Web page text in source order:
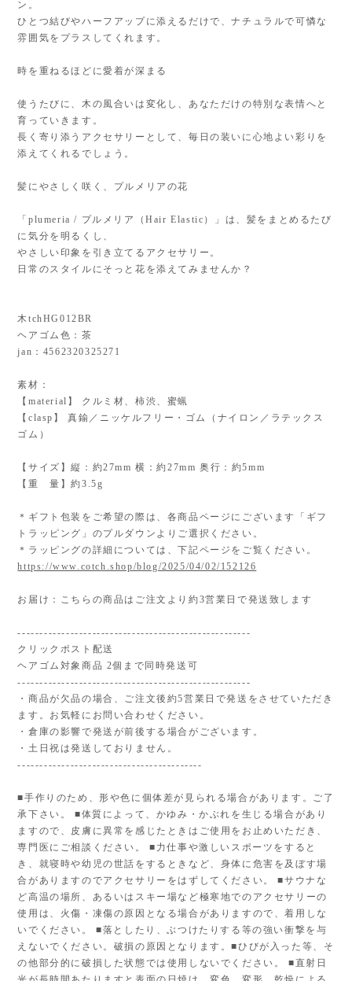
ン。
ひとつ結びやハーフアップに添えるだけで、ナチュラルで可憐な
雰囲気をプラスしてくれます。
時を重ねるほどに愛着が深まる
使うたびに、木の風合いは変化し、あなただけの特別な表情へと
育っていきます。
長く寄り添うアクセサリーとして、毎日の装いに心地よい彩りを
添えてくれるでしょう。
髪にやさしく咲く、プルメリアの花
「plumeria / プルメリア（Hair Elastic）」は、髪をまとめるたび
に気分を明るくし、
やさしい印象を引き立てるアクセサリー。
日常のスタイルにそっと花を添えてみませんか？
木tchHG012BR
ヘアゴム色：茶
jan：4562320325271
素材：
【material】 クルミ材、柿渋、蜜蝋
【clasp】 真鍮／ニッケルフリー・ゴム（ナイロン／ラテックス
ゴム）
【サイズ】縦：約27mm 横：約27mm 奥行：約5mm
【重 量】約3.5g
＊ギフト包装をご希望の際は、各商品ページにございます「ギフ
トラッピング」のプルダウンよりご選択ください。
＊ラッピングの詳細については、下記ページをご覧ください。
https://www.cotch.shop/blog/2025/04/02/152126
お届け：こちらの商品はご注文より約3営業日で発送致します
-----------------------------------------------------
クリックポスト配送
ヘアゴム対象商品 2個まで同時発送可
-----------------------------------------------------
・商品が欠品の場合、ご注文後約5営業日で発送をさせていただき
ます。お気軽にお問い合わせください。
・倉庫の影響で発送が前後する場合がございます。
・土日祝は発送しておりません。
------------------------------------------
■手作りのため、形や色に個体差が見られる場合があります。ご了
承下さい。 ■体質によって、かゆみ・かぶれを生じる場合があり
ますので、皮膚に異常を感じたときはご使用をお止めいただき、
専門医にご相談ください。 ■力仕事や激しいスポーツをすると
き、就寝時や幼児の世話をするときなど、身体に危害を及ぼす場
合がありますのでアクセサリーをはずしてください。 ■サウナな
ど高温の場所、あるいはスキー場など極寒地でのアクセサリーの
使用は、火傷・凍傷の原因となる場合がありますので、着用しな
いでください。 ■落としたり、ぶつけたりする等の強い衝撃を与
えないでください。破損の原因となります。■ひびが入った等、そ
の他部分的に破損した状態では使用しないでください。 ■直射日